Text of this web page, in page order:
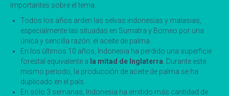
importantes sobre el tema:
Todos los años arden las selvas indonesias y malasias,
especialmente las situadas en Sumatra y Borneo por una
única y sencilla razón: el aceite de palma.
En los últimos 10 años, Indonesia ha perdido una superficie
forestal equivalente a la mitad de Inglaterra . Durante este
mismo período, la producción de aceite de palma se ha
duplicado en el país.
En sólo 3 semanas, Indonesia ha emitido más cantidad de